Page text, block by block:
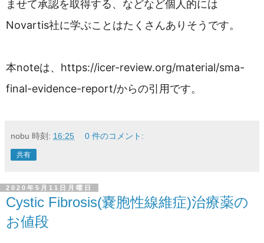
ませて承認を取得する、などなど個人的には
Novartis社に学ぶことはたくさんありそうです。
本noteは、https://icer-review.org/material/sma-
final-evidence-report/からの引用です。
nobu 時刻: 16:25 0 件のコメント:
共有
2020年5月11日月曜日
Cystic Fibrosis(嚢胞性線維症)治療薬の
お値段